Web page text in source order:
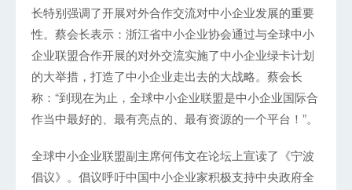
长特别强调了开展对外合作交流对中小企业发展的重要
性。蔡会长表示：浙江省中小企业协会通过与全球中小
企业联盟合作开展的对外交流实施了中小企业绿卡计划
的大举措，打造了中小企业走出去的大战略。蔡会长
称：“到现在为止，全球中小企业联盟是中小企业国际合
作当中最好的、最有亮点的、最有资源的一个平台！”。
全球中小企业联盟副主席何伟文在论坛上宣读了《宁波
倡议》。倡议呼吁中国中小企业家积极支持中央政府全